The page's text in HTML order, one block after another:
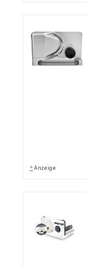
* Anzeige